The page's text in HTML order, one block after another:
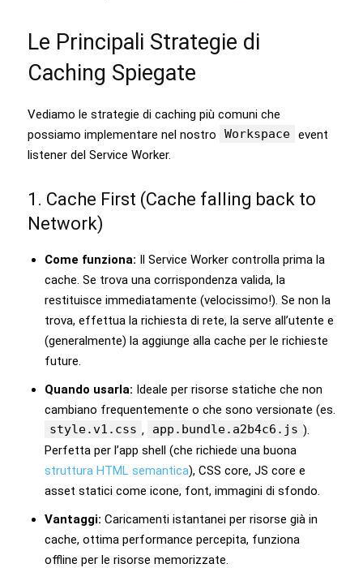
Le Principali Strategie di
Caching Spiegate
Vediamo le strategie di caching più comuni che
possiamo implementare nel nostro
Workspace event
listener del Service Worker.
1. Cache First (Cache falling back to
Network)
Come funziona: Il Service Worker controlla prima la
cache. Se trova una corrispondenza valida, la
restituisce immediatamente (velocissimo!). Se non la
trova, effettua la richiesta di rete, la serve all’utente e
(generalmente) la aggiunge alla cache per le richieste
future.
Quando usarla: Ideale per risorse statiche che non
cambiano frequentemente o che sono versionate (es.
style.v1.css , app.bundle.a2b4c6.js ).
Perfetta per l’app shell (che richiede una buona
struttura HTML semantica), CSS core, JS core e
asset statici come icone, font, immagini di sfondo.
Vantaggi: Caricamenti istantanei per risorse già in
cache, ottima performance percepita, funziona
offline per le risorse memorizzate.